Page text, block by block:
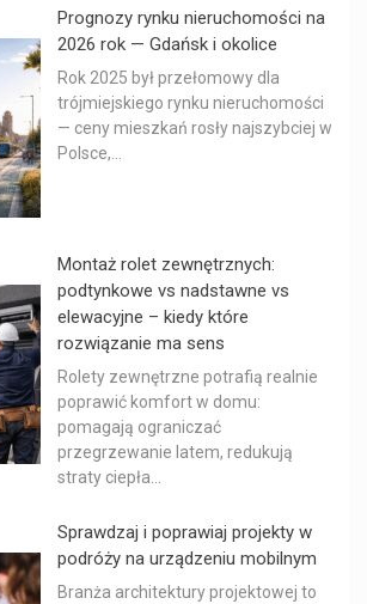
Prognozy rynku nieruchomości na
2026 rok — Gdańsk i okolice
Rok 2025 był przełomowy dla
trójmiejskiego rynku nieruchomości
— ceny mieszkań rosły najszybciej w
Polsce,...
Montaż rolet zewnętrznych:
podtynkowe vs nadstawne vs
elewacyjne – kiedy które
rozwiązanie ma sens
Rolety zewnętrzne potrafią realnie
poprawić komfort w domu:
pomagają ograniczać
przegrzewanie latem, redukują
straty ciepła...
Sprawdzaj i poprawiaj projekty w
podróży na urządzeniu mobilnym
Branża architektury projektowej to